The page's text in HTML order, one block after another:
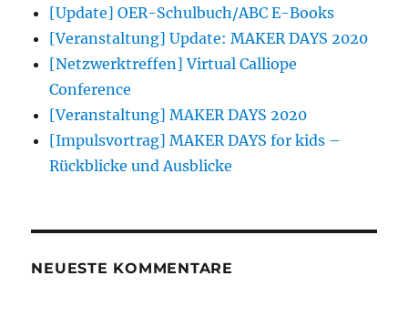
[Update] OER-Schulbuch/ABC E-Books
[Veranstaltung] Update: MAKER DAYS 2020
[Netzwerktreffen] Virtual Calliope
Conference
[Veranstaltung] MAKER DAYS 2020
[Impulsvortrag] MAKER DAYS for kids –
Rückblicke und Ausblicke
NEUESTE KOMMENTARE